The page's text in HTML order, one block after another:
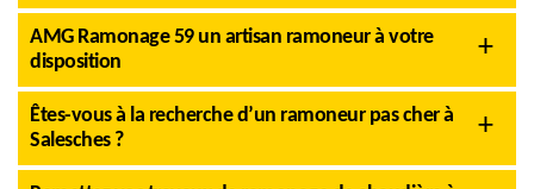
AMG Ramonage 59 un artisan ramoneur à votre
disposition
Êtes-vous à la recherche d’un ramoneur pas cher à
Salesches ?